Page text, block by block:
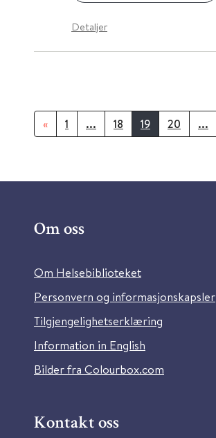
Detaljer
« 1 ... 18 19 20 ...
Om oss
Om Helsebiblioteket
Personvern og informasjonskapsler
Tilgjengelighetserklæring
Information in English
Bilder fra Colourbox.com
Kontakt oss